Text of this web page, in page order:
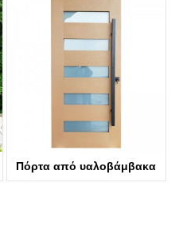
Πόρτα από υαλοβάμβακα